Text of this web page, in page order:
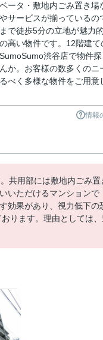
ータ・敷地内ごみ置き場
サービスが揃っているの
で徒歩5分の立地が魅力的
高い物件です。12階建て
渋谷店で物件探
か。お客様の数多くのニ
べく多様な物件をご用意
情報
共用部には敷地内ごみ置
いただけるマンションで
効果があり、視力低下の
ります。理由としては、